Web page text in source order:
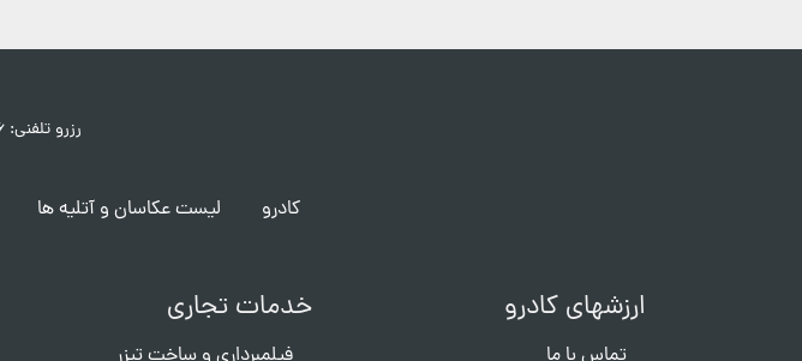
رزرو تلفنی: ۰۹۹۲۷۰۱۸۸۴۶
کادرو لیست عکاسان و آتلیه ها
ارزشهای کادرو خدمات تجاری